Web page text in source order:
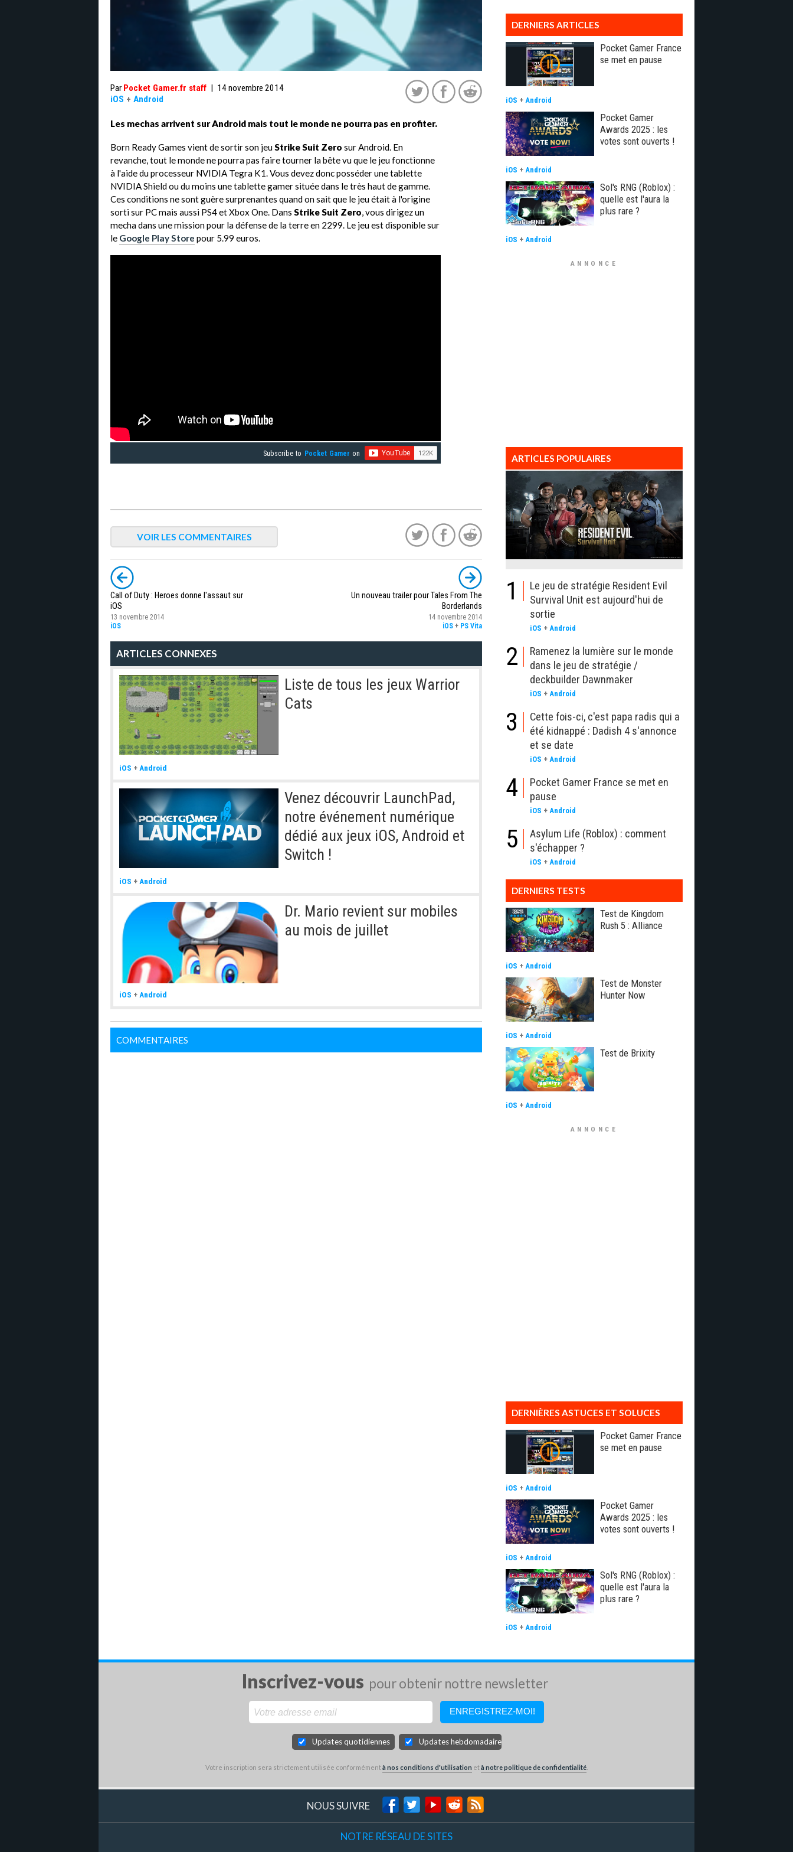
Par Pocket Gamer.fr staff | 14 novembre 2014
iOS + Android
Les mechas arrivent sur Android mais tout le monde ne pourra pas en profiter.
Born Ready Games vient de sortir son jeuStrike Suit Zero sur Android. En
revanche, tout le monde ne pourra pas faire tourner la bête vu que le jeu fonctionne
à l'aide du processeur NVIDIA Tegra K1. Vous devez donc posséder une tablette
NVIDIA Shield ou du moins une tablette gamer située dans le très haut de gamme.
Ces conditions ne sont guère surprenantes quand on sait que le jeu était à l'origine
sorti sur PC mais aussi PS4 et Xbox One. Dans Strike Suit Zero, vous dirigez un
mecha dans une mission pour la défense de la terre en 2299. Le jeu est disponible sur
le Google Play Store pour 5.99 euros.
Subscribe to Pocket Gamer on
VOIR LES COMMENTAIRES
Call of Duty : Heroes donne l'assaut sur
iOS
13 novembre 2014
iOS
Un nouveau trailer pour Tales From The
Borderlands
14 novembre 2014
iOS + PS Vita
ARTICLES CONNEXES
Liste de tous les jeux Warrior
Cats
iOS + Android
Venez découvrir LaunchPad,
notre événement numérique
dédié aux jeux iOS, Android et
Switch !
iOS + Android
Dr. Mario revient sur mobiles
au mois de juillet
iOS + Android
COMMENTAIRES
DERNIERS ARTICLES
Pocket Gamer France
se met en pause
iOS + Android
Pocket Gamer
Awards 2025 : les
votes sont ouverts !
iOS + Android
Sol's RNG (Roblox) :
quelle est l'aura la
plus rare ?
iOS + Android
ANNONCE
ARTICLES POPULAIRES
1
Le jeu de stratégie Resident Evil
Survival Unit est aujourd'hui de
sortie
iOS + Android
2
Ramenez la lumière sur le monde
dans le jeu de stratégie /
deckbuilder Dawnmaker
iOS + Android
3
Cette fois-ci, c'est papa radis qui a
été kidnappé : Dadish 4 s'annonce
et se date
iOS + Android
4
Pocket Gamer France se met en
pause
iOS + Android
5
Asylum Life (Roblox) : comment
s'échapper ?
iOS + Android
DERNIERS TESTS
Test de Kingdom
Rush 5 : Alliance
iOS + Android
Test de Monster
Hunter Now
iOS + Android
Test de Brixity
iOS + Android
ANNONCE
DERNIÈRES ASTUCES ET SOLUCES
Pocket Gamer France
se met en pause
iOS + Android
Pocket Gamer
Awards 2025 : les
votes sont ouverts !
iOS + Android
Sol's RNG (Roblox) :
quelle est l'aura la
plus rare ?
iOS + Android
Inscrivez-vous pour obtenir nottre newsletter
Updates quotidiennes Updates hebdomadaires
Votre inscription sera strictement utilisée conformémentà nos conditions d'utilisation età notre politique de confidentialité
NOUS SUIVRE
NOTRE RÉSEAU DE SITES